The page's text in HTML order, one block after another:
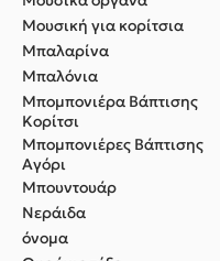
Μουσική για κορίτσια
Μπαλαρίνα
Μπαλόνια
Μπομπονιέρα Βάπτισης
Κορίτσι
Μπομπονιέρες Βάπτισης
Αγόρι
Μπουντουάρ
Νεράιδα
όνομα